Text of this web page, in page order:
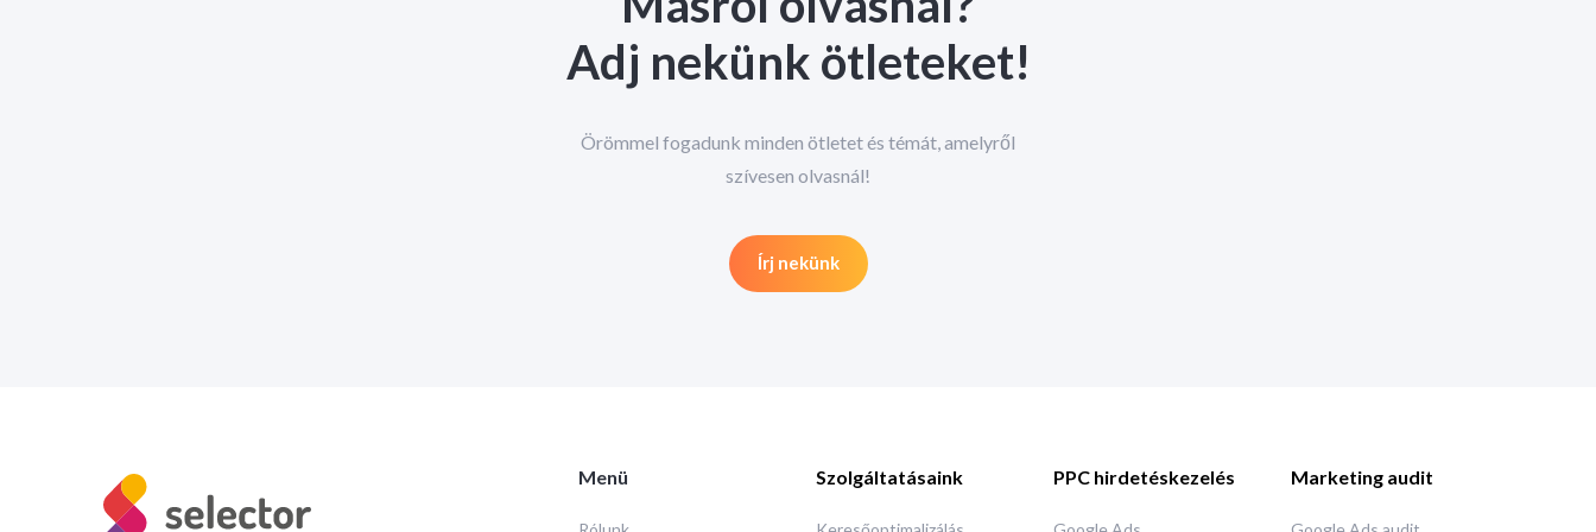
Adj nekünk ötleteket!
Örömmel fogadunk minden ötletet és témát, amelyről
szívesen olvasnál!
Írj nekünk
Menü Szolgáltatásaink PPC hirdetéskezelés Marketing audit